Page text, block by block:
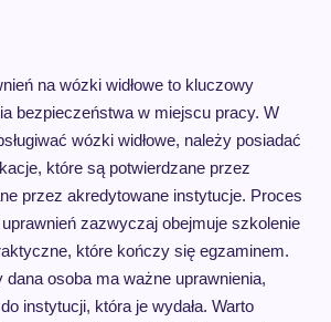
na wózki widłowe to kluczowy
bezpieczeństwa w miejscu pracy. W
wózki widłowe, należy posiadać
które są potwierdzane przez
przez akredytowane instytucje. Proces
zazwyczaj obejmuje szkolenie
które kończy się egzaminem.
osoba ma ważne uprawnienia,
instytucji, która je wydała. Warto